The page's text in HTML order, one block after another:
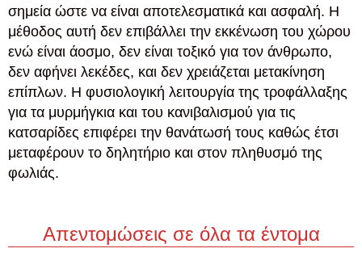
σημεία ώστε να είναι αποτελεσματικά και ασφαλή. Η
μέθοδος αυτή δεν επιβάλλει την εκκένωση του χώρου
ενώ είναι άοσμο, δεν είναι τοξικό για τον άνθρωπο,
δεν αφήνει λεκέδες, και δεν χρειάζεται μετακίνηση
επίπλων. Η φυσιολογική λειτουργία της τροφάλλαξης
για τα μυρμήγκια και του κανιβαλισμού για τις
κατσαρίδες επιφέρει την θανάτωσή τους καθώς έτσι
μεταφέρουν το δηλητήριο και στον πληθυσμό της
φωλιάς.
Απεντομώσεις σε όλα τα έντομα